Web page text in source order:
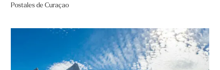
Postales de Curaçao